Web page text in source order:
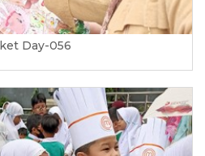
Day-056